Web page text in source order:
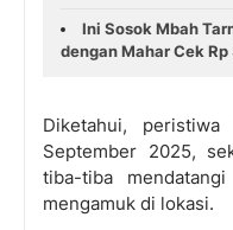
Ini Sosok Mbah
dengan Mahar Cek
Diketahui,
September 2025,
tiba-tiba
mengamuk di lokasi.